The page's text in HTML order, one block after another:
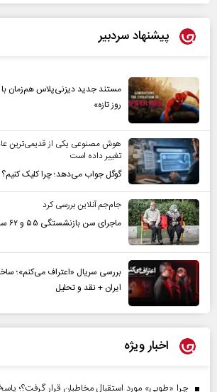
پیشنهاد سردبیر
مستند جدید دیزنی‌پلاس هم‌زمان
روز تازه»
هوش مصنوعی یکی از قدیمی‌ترین
تغییر داده است
گوگل جواب می‌دهد؛ چرا کلیک کنیم؟
جام‌جم آنلاین بررسی کرد
ماجرای سن بازنشستگی ۵۵ و ۶۲ ساله چیست؟
بررسی سریال «اعتراف می‌کنم»؛
ایران + نقد و تحلیل
اخبار ویژه
چرا «طوبی» مورد استقبال مخاطبان قرار گرفت؟؛